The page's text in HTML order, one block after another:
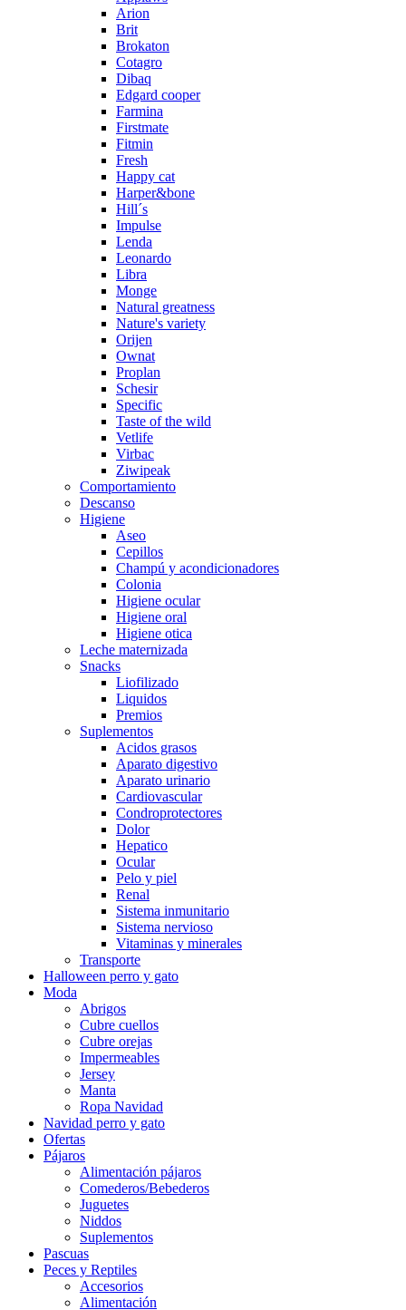
Arion
Brit
Brokaton
Cotagro
Dibaq
Edgard cooper
Farmina
Firstmate
Fitmin
Fresh
Happy cat
Harper&bone
Hill´s
Impulse
Lenda
Leonardo
Libra
Monge
Natural greatness
Nature's variety
Orijen
Ownat
Proplan
Schesir
Specific
Taste of the wild
Vetlife
Virbac
Ziwipeak
Comportamiento
Descanso
Higiene
Aseo
Cepillos
Champú y acondicionadores
Colonia
Higiene ocular
Higiene oral
Higiene otica
Leche maternizada
Snacks
Liofilizado
Liquidos
Premios
Suplementos
Acidos grasos
Aparato digestivo
Aparato urinario
Cardiovascular
Condroprotectores
Dolor
Hepatico
Ocular
Pelo y piel
Renal
Sistema inmunitario
Sistema nervioso
Vitaminas y minerales
Transporte
Halloween perro y gato
Moda
Abrigos
Cubre cuellos
Cubre orejas
Impermeables
Jersey
Manta
Ropa Navidad
Navidad perro y gato
Ofertas
Pájaros
Alimentación pájaros
Comederos/Bebederos
Juguetes
Niddos
Suplementos
Pascuas
Peces y Reptiles
Accesorios
Alimentación